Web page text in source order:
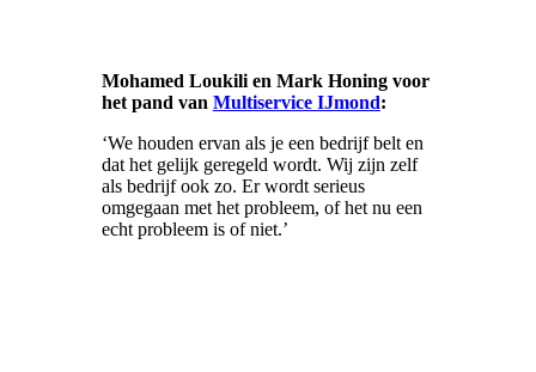
Mohamed Loukili en Mark Honing voor
het pand van Multiservice IJmond:
‘We houden ervan als je een bedrijf belt en
dat het gelijk geregeld wordt. Wij zijn zelf
als bedrijf ook zo. Er wordt serieus
omgegaan met het probleem, of het nu een
echt probleem is of niet.’